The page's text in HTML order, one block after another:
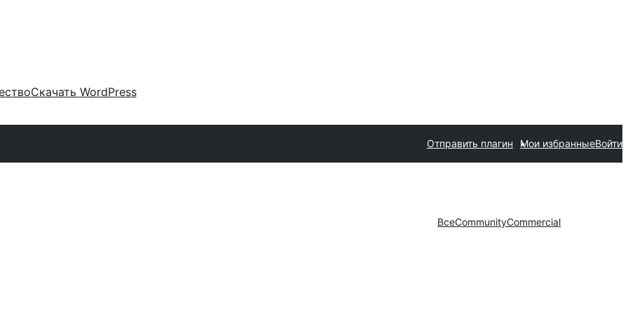
Скачать WordPress
Отправить плагин Мои избранныеВойти
ВсеCommunityCommercial